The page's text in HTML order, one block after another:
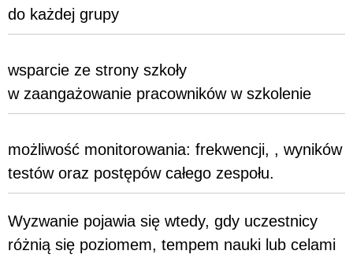
do każdej grupy
wsparcie ze strony szkoły
w zaangażowanie pracowników w szkolenie
możliwość monitorowania: frekwencji, , wyników
testów oraz postępów całego zespołu.
Wyzwanie pojawia się wtedy, gdy uczestnicy
różnią się poziomem, tempem nauki lub celami